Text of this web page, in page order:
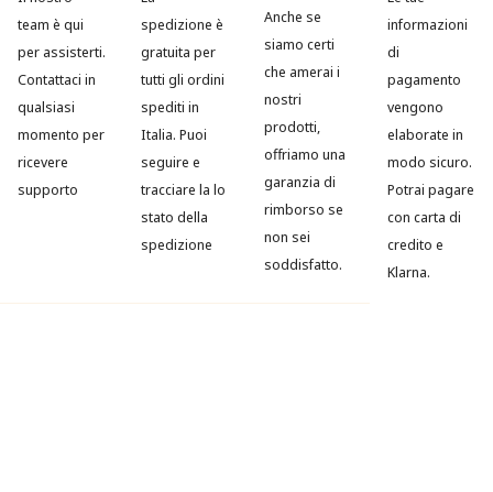
team è qui
per assisterti.
Contattaci in
qualsiasi
momento per
ricevere
supporto
spedizione è
gratuita per
tutti gli ordini
spediti in
Italia. Puoi
seguire e
tracciare la lo
stato della
spedizione
Anche se
siamo certi
che amerai i
nostri
prodotti,
offriamo una
garanzia di
rimborso se
non sei
soddisfatto.
informazioni
di
pagamento
vengono
elaborate in
modo sicuro.
Potrai pagare
con carta di
credito e
Klarna.